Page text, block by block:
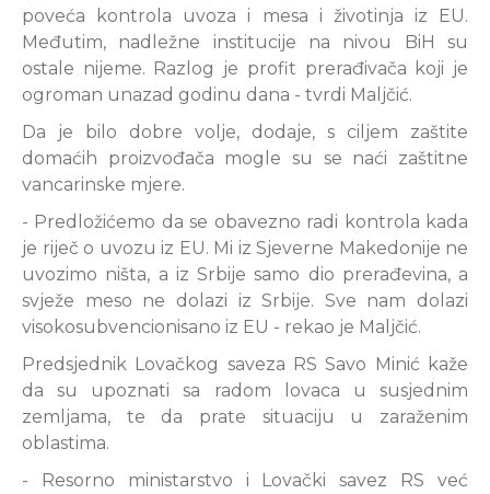
poveća kontrola uvoza i mesa i životinja iz EU.
Međutim, nadležne institucije na nivou BiH su
ostale nijeme. Razlog je profit prerađivača koji je
ogroman unazad godinu dana - tvrdi Maljčić.
Da je bilo dobre volje, dodaje, s ciljem zaštite
domaćih proizvođača mogle su se naći zaštitne
vancarinske mjere.
- Predložićemo da se obavezno radi kontrola kada
je riječ o uvozu iz EU. Mi iz Sjeverne Makedonije ne
uvozimo ništa, a iz Srbije samo dio prerađevina, a
svježe meso ne dolazi iz Srbije. Sve nam dolazi
visokosubvencionisano iz EU - rekao je Maljčić.
Predsjednik Lovačkog saveza RS Savo Minić kaže
da su upoznati sa radom lovaca u susjednim
zemljama, te da prate situaciju u zaraženim
oblastima.
- Resorno ministarstvo i Lovački savez RS već